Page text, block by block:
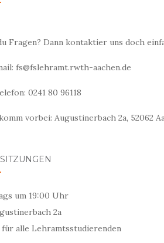
Fragen? Dann kontaktier uns doch
fs@fslehramt.rwth-aachen.de
0241 80 96118
vorbei: Augustinerbach 2a, 52062
um 19:00 Uhr
2a
für alle Lehramtsstudierenden